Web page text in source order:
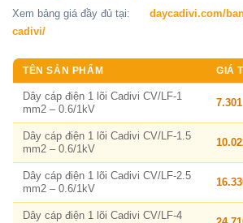
Xem bảng giá đầy đủ tại:
daycadivi.com/
cadivi/
TÊN SẢN PHẨM GIÁ
Dây cáp điện 1 lõi Cadivi CV/LF-1
mm2 – 0.6/1kV
Dây cáp điện 1 lõi Cadivi CV/LF-1.5
mm2 – 0.6/1kV
Dây cáp điện 1 lõi Cadivi CV/LF-2.5
mm2 – 0.6/1kV
Dây cáp điện 1 lõi Cadivi CV/LF-4